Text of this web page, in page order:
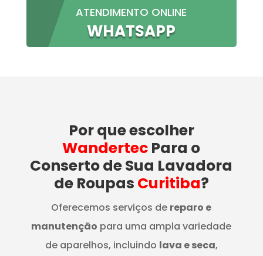
ATENDIMENTO ONLINE
WHATSAPP
Por que escolher
Wandertec Para o
Conserto de Sua Lavadora
de Roupas Curitiba?
Oferecemos serviços de reparo e
manutenção para uma ampla variedade
de aparelhos, incluindo lava e seca,